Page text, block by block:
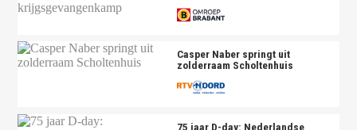
Casper Naber springt uit
zolderraam Scholtenhuis
75 jaar D-day: Nederlandse